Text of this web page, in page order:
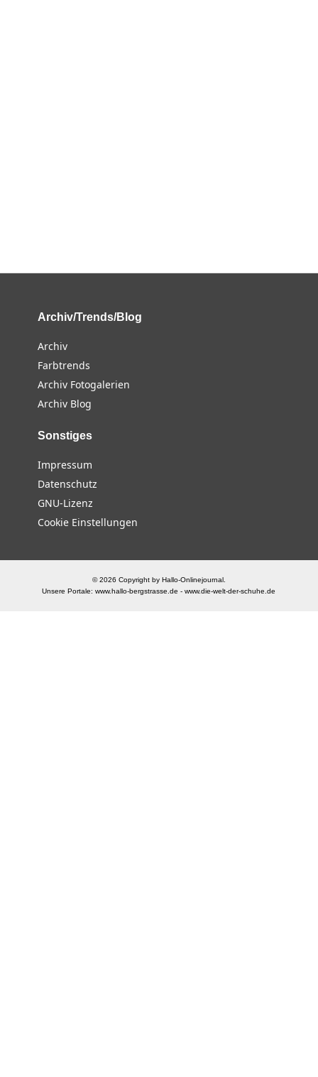
Archiv/Trends/Blog
Archiv
Farbtrends
Archiv Fotogalerien
Archiv Blog
Sonstiges
Impressum
Datenschutz
GNU-Lizenz
Cookie Einstellungen
© 2026 Copyright by Hallo-Onlinejournal.
Unsere Portale:www.hallo-bergstrasse.de -www.die-welt-der-schuhe.de